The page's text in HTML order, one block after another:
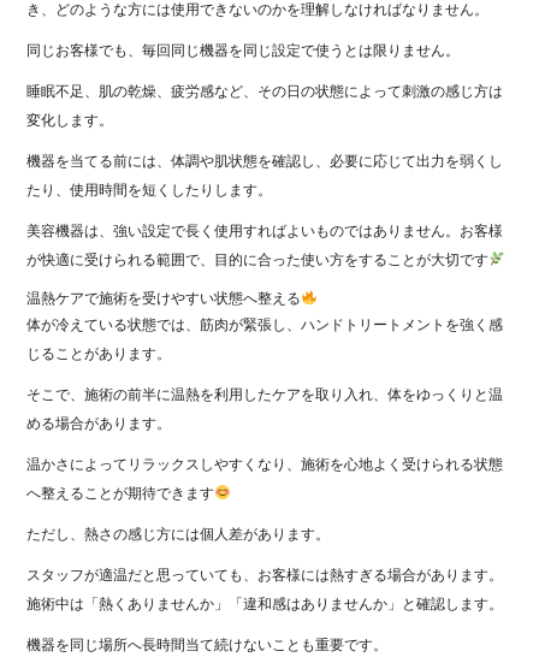
き、どのような方には使用できないのかを理解しなければなりません。
同じお客様でも、毎回同じ機器を同じ設定で使うとは限りません。
睡眠不足、肌の乾燥、疲労感など、その日の状態によって刺激の感じ方は
変化します。
機器を当てる前には、体調や肌状態を確認し、必要に応じて出力を弱くし
たり、使用時間を短くしたりします。
美容機器は、強い設定で長く使用すればよいものではありません。お客様
が快適に受けられる範囲で、目的に合った使い方をすることが大切です
温熱ケアで施術を受けやすい状態へ整える
体が冷えている状態では、筋肉が緊張し、ハンドトリートメントを強く感
じることがあります。
そこで、施術の前半に温熱を利用したケアを取り入れ、体をゆっくりと温
める場合があります。
温かさによってリラックスしやすくなり、施術を心地よく受けられる状態
へ整えることが期待できます
ただし、熱さの感じ方には個人差があります。
スタッフが適温だと思っていても、お客様には熱すぎる場合があります。
施術中は「熱くありませんか」「違和感はありませんか」と確認します。
機器を同じ場所へ長時間当て続けないことも重要です。